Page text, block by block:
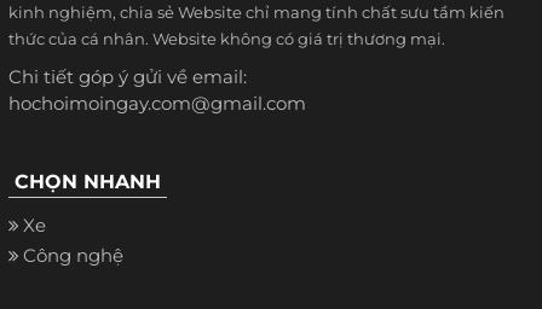
kinh nghiệm, chia sẻ Website chỉ mang tính chất sưu tầm kiến
thức của cá nhân. Website không có giá trị thương mại.
Chi tiết góp ý gửi về email:
hochoimoingay.com@gmail.com
CHỌN NHANH
Xe
Công nghệ